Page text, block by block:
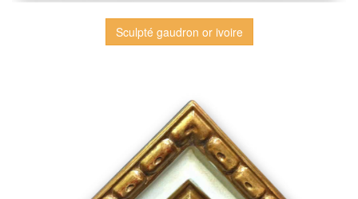
Sculpté gaudron or ivoire